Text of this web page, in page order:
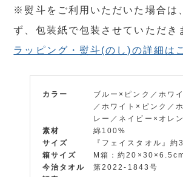
※熨斗をご利用いただいた場合は
ず、包装紙で包装させていただき
ラッピング・熨斗(のし)の詳細は
カラー
ブルー×ピンク／ホワ
／ホワイト×ピンク／
レー／ネイビー×オレ
素材
綿100%
サイズ
『フェイスタオル』
箱サイズ
M箱：約
今治タオル
第2022-1843号